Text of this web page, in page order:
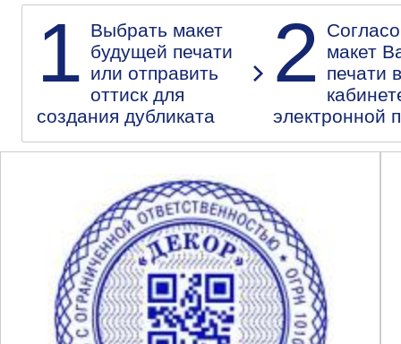
1 Выбрать макет
будущей печати
или отправить
оттиск для
создания дубликата
2
макет
печати
электронной